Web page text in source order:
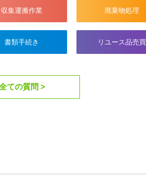
収集運搬作業 廃棄物処理
書類手続き リユース品売買
ての質問 >